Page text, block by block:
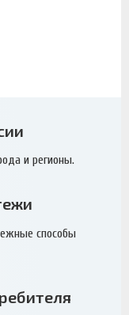
и регионы.
способы